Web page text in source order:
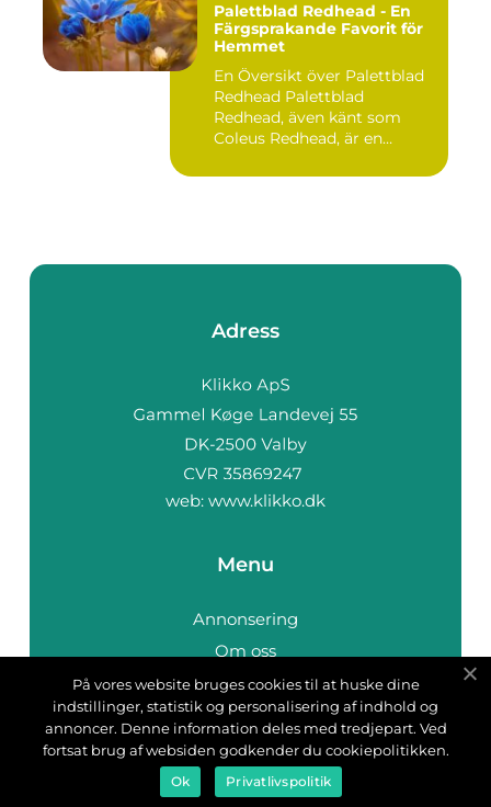
Palettblad Redhead - En
Färgsprakande Favorit för
Hemmet
En Översikt över Palettblad
Redhead Palettblad
Redhead, även känt som
Coleus Redhead, är en
Adress
web: www.klikko.dk
Menu
Annonsering
Om oss
Cookies
Kontakta oss
Sitemap
På vores website bruges cookies til at huske dine
indstillinger, statistik og personalisering af indhold og
annoncer. Denne information deles med tredjepart. Ved
fortsat brug af websiden godkender du cookiepolitikken.
Ok Privatlivspolitik